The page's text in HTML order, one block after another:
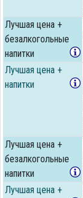
Лучшая цена +
безалкогольные
напитки
Лучшая цена +
напитки
Лучшая цена +
безалкогольные
напитки
Лучшая цена +